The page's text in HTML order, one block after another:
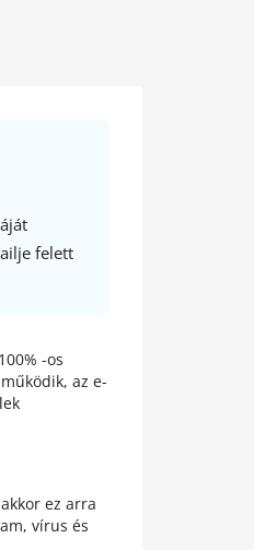
felett
-os
az e-
ez arra
vírus és